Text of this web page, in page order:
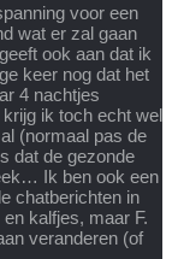
voor een
wat er zal gaan
ook aan dat ik
keer nog dat het
4 nachtjes
ik toch echt wel
(normaal pas de
dat de gezonde
Ik ben ook een
chatberichten in
kalfjes, maar F.
veranderen (of